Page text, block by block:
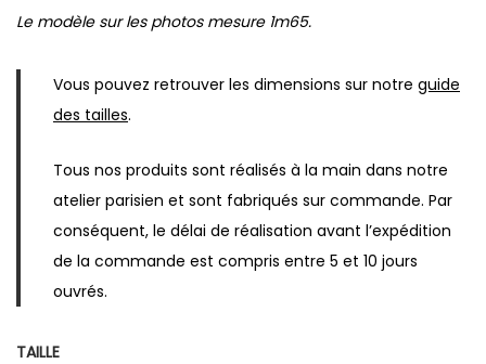
Le modèle sur les photos mesure 1m65.
Vous pouvez retrouver les dimensions sur notre guide
des tailles.
Tous nos produits sont réalisés à la main dans notre
atelier parisien et sont fabriqués sur commande. Par
conséquent, le délai de réalisation avant l’expédition
de la commande est compris entre 5 et 10 jours
ouvrés.
TAILLE